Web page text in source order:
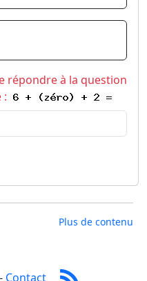
répondre à la question
:
Plus de contenu
Contact